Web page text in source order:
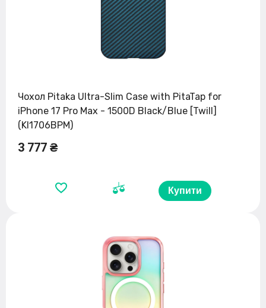
Чохол Pitaka Ultra-Slim Case with PitaTap for
iPhone 17 Pro Max - 1500D Black/Blue [Twill]
(KI1706BPM)
3 777 ₴
Купити